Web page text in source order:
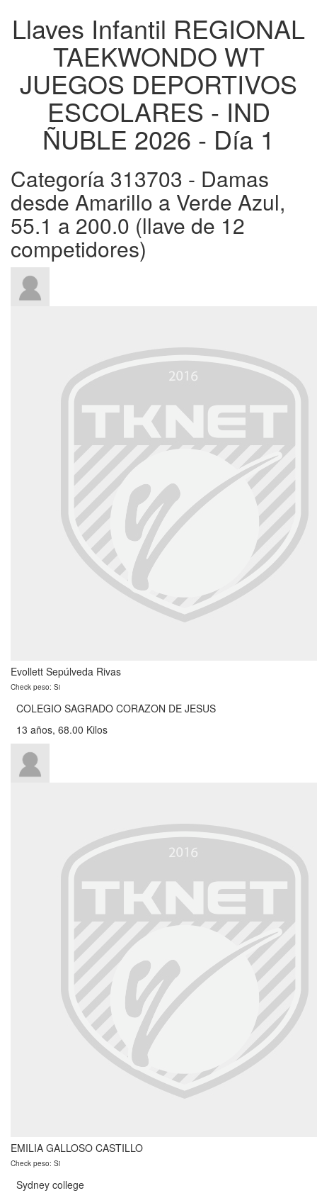
Llaves Infantil REGIONAL
TAEKWONDO WT
JUEGOS DEPORTIVOS
ESCOLARES - IND
ÑUBLE 2026 - Día 1
Categoría 313703 - Damas
desde Amarillo a Verde Azul,
55.1 a 200.0 (llave de 12
competidores)
Evollett Sepúlveda Rivas
Check peso: Si
COLEGIO SAGRADO CORAZON DE JESUS
13 años, 68.00 Kilos
EMILIA GALLOSO CASTILLO
Check peso: Si
Sydney college